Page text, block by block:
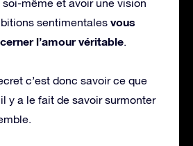
même et avoir une vision
sentimentales vous
l’amour véritable.
c’est donc savoir ce que
y a le fait de savoir surmonter